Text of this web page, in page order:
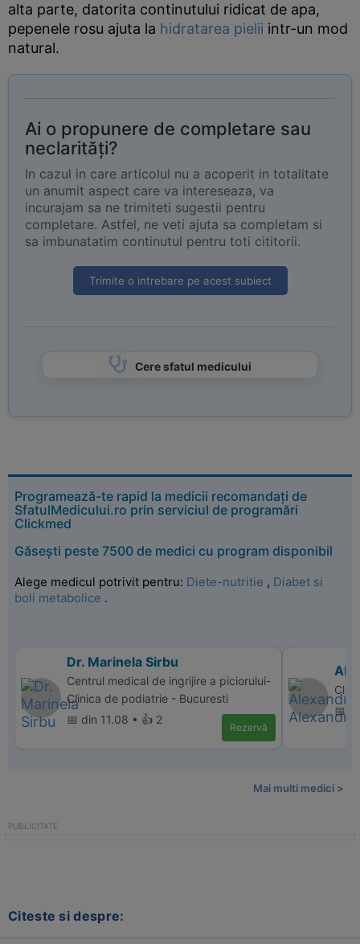
alta parte, datorita continutului ridicat de apa,
pepenele rosu ajuta la hidratarea pielii intr-un mod
natural.
Ai o propunere de completare sau
neclarități?
In cazul in care articolul nu a acoperit in totalitate
un anumit aspect care va intereseaza, va
incurajam sa ne trimiteti sugestii pentru
completare. Astfel, ne veti ajuta sa completam si
sa imbunatatim continutul pentru toti cititorii.
Trimite o intrebare pe acest subiect
Cere sfatul medicului
Programează-te rapid la medicii recomandați de
SfatulMedicului.ro prin serviciul de programări
Clickmed
Găsești peste 7500 de medici cu program disponibil
Alege medicul potrivit pentru: Diete-nutritie , Diabet si
boli metabolice .
Dr. Marinela Sirbu
Centrul medical de ingrijire a piciorului-
Clinica de podiatrie - Bucuresti
📅 din 11.08 • 👍 2
Rezervă
📅
Mai multi medici >
Citeste si despre: